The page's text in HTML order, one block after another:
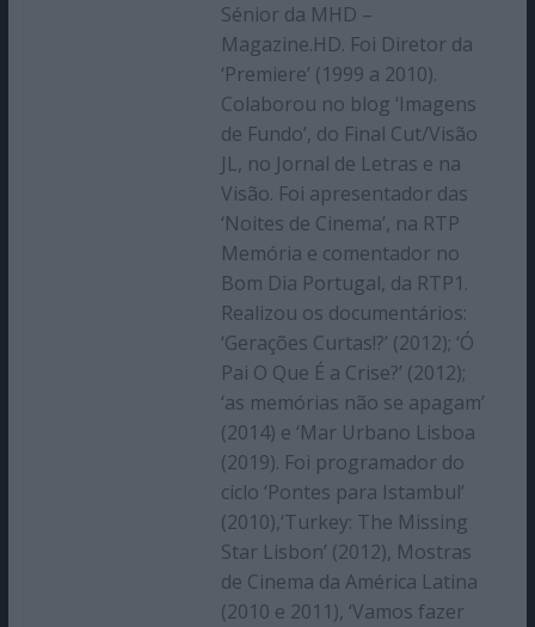
Sénior da MHD –
Magazine.HD. Foi Diretor da
‘Premiere’ (1999 a 2010).
Colaborou no blog ‘Imagens
de Fundo’, do Final Cut/Visão
JL, no Jornal de Letras e na
Visão. Foi apresentador das
‘Noites de Cinema’, na RTP
Memória e comentador no
Bom Dia Portugal, da RTP1.
Realizou os documentários:
‘Gerações Curtas!?’ (2012); ‘Ó
Pai O Que É a Crise?’ (2012);
‘as memórias não se apagam’
(2014) e ‘Mar Urbano Lisboa
(2019). Foi programador do
ciclo ‘Pontes para Istambul’
(2010),‘Turkey: The Missing
Star Lisbon’ (2012), Mostras
de Cinema da América Latina
(2010 e 2011), ‘Vamos fazer